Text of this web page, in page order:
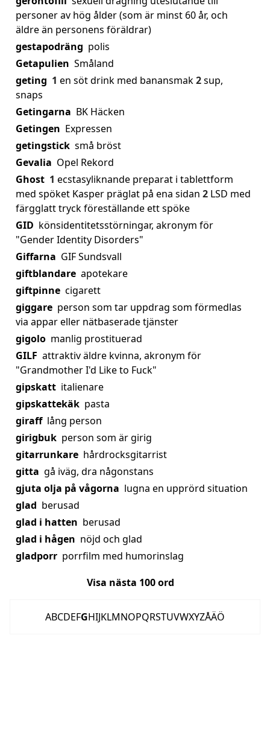
personer av hög ålder (som är minst 60 år, och
äldre än personens föräldrar)
gestapodräng polis
Getapulien Småland
geting 1 en söt drink med banansmak2sup,
snaps
Getingarna BK Häcken
Getingen Expressen
getingstick små bröst
Gevalia Opel Rekord
Ghost 1 ecstasyliknande preparat i tablettform
med spöket Kasper präglat på ena sidan 2 LSD med
färgglatt tryck föreställande ett spöke
GID könsidentitetsstörningar, akronym för
"Gender Identity Disorders"
Giffarna GIF Sundsvall
giftblandare apotekare
giftpinne cigarett
giggare person som tar uppdrag som förmedlas
via appar eller nätbaserade tjänster
gigolo manlig prostituerad
GILF attraktiv äldre kvinna, akronym för
"Grandmother I'd Like to Fuck"
gipskatt italienare
gipskattekäk pasta
giraff lång person
girigbuk person som är girig
gitarrunkare hårdrocksgitarrist
gitta gå iväg, dra någonstans
gjuta olja på vågorna lugna en upprörd situation
glad berusad
glad i hatten berusad
glad i hågen nöjd och glad
gladporr porrfilm med humorinslag
Visa nästa 100ord
ABCDEFGHIJKLMNOPQRSTUVWXYZÅÄÖ